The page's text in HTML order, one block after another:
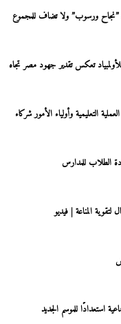
”نجاح ورسوب” ولا تضاف للمجموع
تعكس تقدير جهود مصر تجاه
التعليمية وأولياء الأمور شركاء
الطلاب للمدارس
المناعة | فيديو
استعدادًا للموسم الجديد